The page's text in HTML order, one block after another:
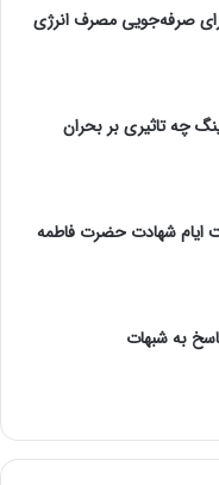
صرفه‌جویی مصرف انرژی
چه تاثیری بر بحران
ایام شهادت حضرت فاطمه
به شبهات